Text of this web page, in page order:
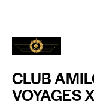
CLUB
VOYAGES